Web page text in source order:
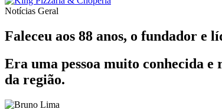
Notícias Geral
Faleceu aos 88 anos, o fundador
Era uma pessoa muito conhecida
da região.